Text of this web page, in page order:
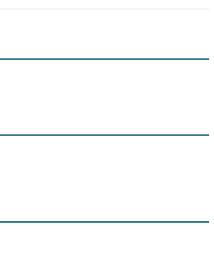
och utveckla de musikaliska traditionerna
och leder idag Sångföreningen
Gustaf Frödings jordafärd, samtidigt som
hedersmedalj instiftades 1974 för
konstnärer, författare, musiker, forskare och